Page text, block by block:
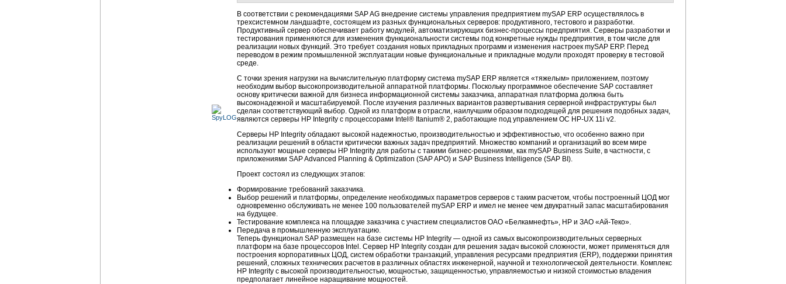
В соответствии с рекомендациями SAP AG внедрение системы управления предприятием mySAP ERP осуществлялось в
трехсистемном ландшафте, состоящем из разных функциональных серверов: продуктивного, тестового и разработки.
Продуктивный сервер обеспечивает работу модулей, автоматизирующих бизнес-процессы предприятия. Серверы разработки и
тестирования применяются для изменения функциональности системы под конкретные нужды предприятия, в том числе для
реализации новых функций. Это требует создания новых прикладных программ и изменения настроек mySAP ERP. Перед
переводом в режим промышленной эксплуатации новые функциональные и прикладные модули проходят проверку в тестовой
среде.
С точки зрения нагрузки на вычислительную платформу система mySAP ERP является «тяжелым» приложением, поэтому
необходим выбор высокопроизводительной аппаратной платформы. Поскольку программное обеспечение SAP составляет
основу критически важной для бизнеса информационной системы заказчика, аппаратная платформа должна быть
высоконадежной и масштабируемой. После изучения различных вариантов развертывания серверной инфраструктуры был
сделан соответствующий выбор. Одной из платформ в отрасли, наилучшим образом подходящей для решения подобных задач,
являются серверы HP Integrity с процессорами Intel® Itanium® 2, работающие под управлением ОС HP-UX 11i v2.
Серверы HP Integrity обладают высокой надежностью, производительностью и эффективностью, что особенно важно при
реализации решений в области критически важных задач предприятий. Множество компаний и организаций во всем мире
используют мощные серверы HP Integrity для работы с такими бизнес-решениями, как mySAP Business Suite, в частности, с
приложениями SAP Advanced Planning & Optimization (SAP APO) и SAP Business Intelligence (SAP BI).
Проект состоял из следующих этапов:
Формирование требований заказчика.
Выбор решений и платформы, определение необходимых параметров серверов с таким расчетом, чтобы построенный ЦОД мог
одновременно обслуживать не менее 100 пользователей mySAP ERP и имел не менее чем двукратный запас масштабирования
на будущее.
Тестирование комплекса на площадке заказчика с участием специалистов ОАО «Белкамнефть», HP и ЗАО «Ай-Теко».
Передача в промышленную эксплуатацию.
Теперь функционал SAP размещен на базе системы HP Integrity — одной из самых высокопроизводительных серверных
платформ на базе процессоров Intel. Сервер HP Integrity создан для решения задач высокой сложности, может применяться для
построения корпоративных ЦОД, систем обработки транзакций, управления ресурсами предприятия (ERP), поддержки принятия
решений, сложных технических расчетов в различных областях инженерной, научной и технологической деятельности. Комплекс
HP Integrity с высокой производительностью, мощностью, защищенностью, управляемостью и низкой стоимостью владения
предполагает линейное наращивание мощностей.